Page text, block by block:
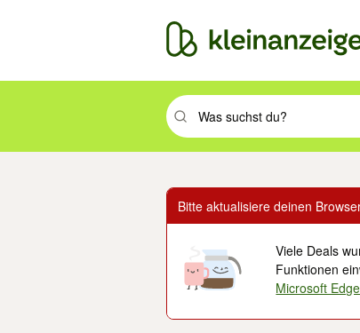
Suchbegriff eingeben.
Bitte aktualisiere deinen
Viele Deals
Funktionen
Microsoft Edge